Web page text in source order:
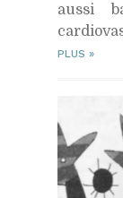
aussi
PLUS »